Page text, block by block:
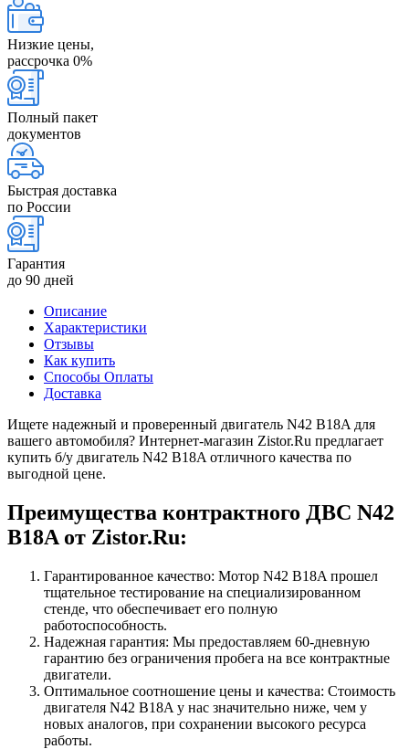
Низкие цены,
рассрочка 0%
Полный пакет
документов
Быстрая доставка
по России
Гарантия
до 90 дней
Описание
Характеристики
Отзывы
Как купить
Способы Оплаты
Доставка
Ищете надежный и проверенный двигатель N42 B18A для
вашего автомобиля? Интернет-магазин Zistor.Ru предлагает
купить б/у двигатель N42 B18A отличного качества по
выгодной цене.
Преимущества контрактного ДВС N42
B18A от Zistor.Ru:
Гарантированное качество: Мотор N42 B18A прошел
тщательное тестирование на специализированном
стенде, что обеспечивает его полную
работоспособность.
Надежная гарантия: Мы предоставляем 60-дневную
гарантию без ограничения пробега на все контрактные
двигатели.
Оптимальное соотношение цены и качества: Стоимость
двигателя N42 B18A у нас значительно ниже, чем у
новых аналогов, при сохранении высокого ресурса
работы.